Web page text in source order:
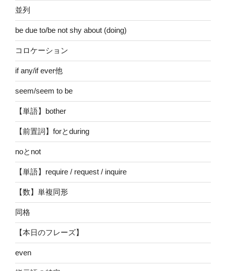
並列
be due to/be not shy about (doing)
コロケーション
if any/if ever他
seem/seem to be
【単語】bother
【前置詞】forとduring
noとnot
【単語】require / request / inquire
【数】単複同形
同格
【本日のフレーズ】
even